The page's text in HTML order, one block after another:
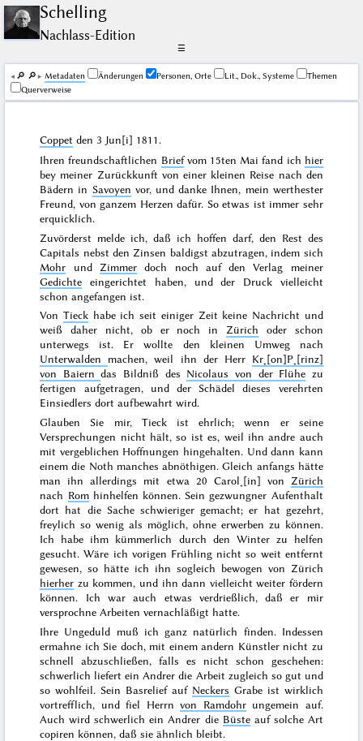
Schelling
Nachlass-Edition
☰
🔎︎ 🔎︎ Me­ta­da­ten Änderungen Personen, Orte Lit., Dok., Systeme
Themen
Querverweise
Coppet den 3 Jun[i] 1811.
Ihren freundschaftlichen Briefvom 15ten Mai fand ich hier
bey meiner Zurückkunft von einer kleinen Reise nach den
Bädern in Savoyen vor, und danke Ihnen, mein werthester
Freund, von ganzem Herzen dafür. So etwas ist immer sehr
erquicklich.
Zuvörderst melde ich, daß ich hoffen darf, den Rest des
Capitals nebst den Zinsen baldigst abzutragen, indem sich
Mohr und Zimmerdoch noch auf den Verlag meiner
Gedichte eingerichtet haben, und der Druck vielleicht
schon angefangen ist.
Von Tieckhabe ich seit einiger Zeit keine Nachricht und
weiß daher nicht, ob er noch inZürich oder schon
unterwegs ist. Er wollte den kleinen Umweg nach
Unterwalden machen, weil ihn der Herr Kr˖[on]P˖[rinz]
von Baierndas Bildniß des Nicolaus von der Flühe zu
fertigen aufgetragen, und der Schädel dieses verehrten
Einsiedlers dort aufbewahrt wird.
Glauben Sie mir, Tieck ist ehrlich; wenn er seine
Versprechungen nicht hält, so ist es, weil ihn andre auch
mit vergeblichen Hoffnungen hingehalten. Und dann kann
einem die Noth manches abnöthigen. Gleich anfangs hätte
man ihn allerdings mit etwa 20 Carol˖[in] von Zürich
nach Romhinhelfen können. Sein gezwungner Aufenthalt
dort hat die Sache schwieriger gemacht; er hat gezehrt,
freylich so wenig als möglich, ohne erwerben zu können.
Ich habe ihm kümmerlich durch den Winterzu helfen
gesucht. Wäre ich vorigen Frühling nicht so weit entfernt
gewesen, so hätte ich ihn sogleich bewogen von Zürich
hierher zu kommen, und ihn dann vielleicht weiter fördern
können. Ich war auch etwas verdrießlich, daß er mir
versprochne Arbeiten vernachläßigt hatte.
Ihre Ungeduld muß ich ganz natürlich finden. Indessen
ermahne ich Sie doch, mit einem andern Künstler nicht zu
schnell abzuschließen, falls es nicht schon geschehen:
schwerlich liefert ein Andrer die Arbeit zugleich so gut und
so wohlfeil. Sein Basrelief auf Neckers Grabe ist wirklich
vortrefflich, und fiel Herrnvon Ramdohrungemein auf.
Auch wird schwerlich ein Andrer die Büsteauf solche Art
copiren können, daß sie ähnlich bleibt.